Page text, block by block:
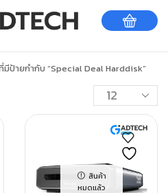
มีป้ายกำกับ “Special Deal Harddisk”
สินค้า
หมดแล้ว